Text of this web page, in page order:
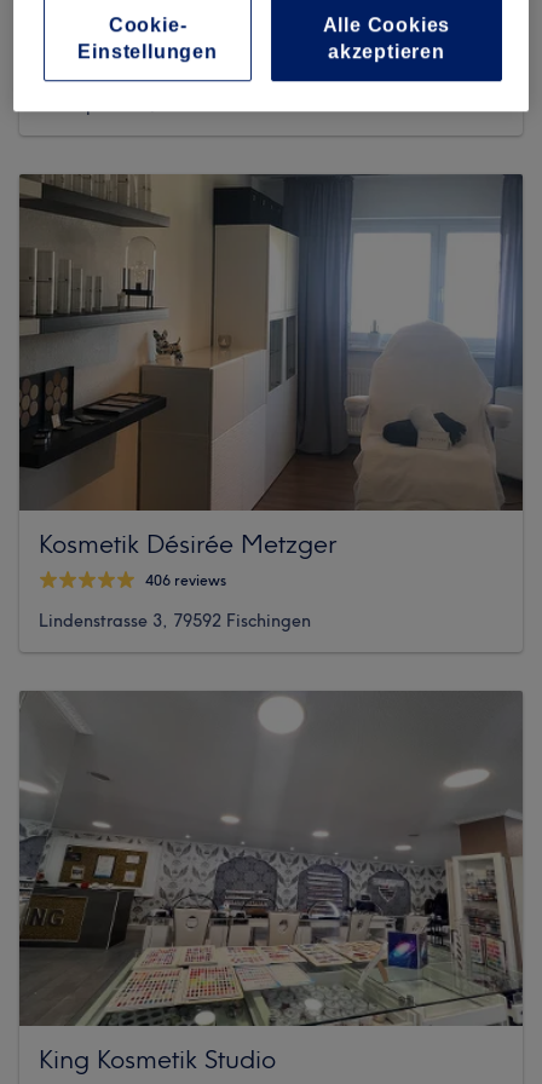
Vitalraum Medical Beauty
541 reviews
Kosmetik Désirée Metzger
406 reviews
Lindenstrasse 3, 79592 Fischingen
King Kosmetik Studio
Cookie-
Einstellungen
Alle Cookies
akzeptieren